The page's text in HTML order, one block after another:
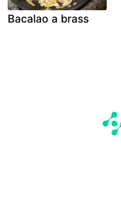
Bacalao a brass